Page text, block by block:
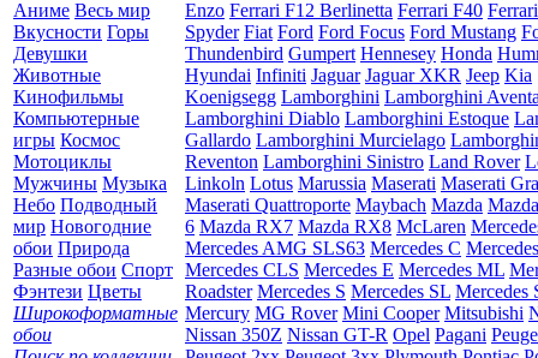
Аниме Весь мир
Вкусности Горы
Девушки
Животные
Кинофильмы
Компьютерные
игры Космос
Мотоциклы
Мужчины Музыка
Небо Подводный
мир Новогодние
обои Природа
Разные обои Спорт
Фэнтези Цветы
Широкоформатные
обои
Enzo Ferrari F12 Berlinetta Ferrari F40
Spyder Fiat Ford Ford Focus Ford Mustang
Thundenbird Gumpert Hennesey Honda
Hyundai Infiniti Jaguar Jaguar XKR Jeep Kia
Koenigsegg Lamborghini Lamborghini
Lamborghini Diablo Lamborghini Estoque
Gallardo Lamborghini Murcielago
Reventon Lamborghini Sinistro Land Rover
Linkoln Lotus Marussia Maserati Maserati
Maserati Quattroporte Maybach Mazda
6 Mazda RX7 Mazda RX8 McLaren
Mercedes AMG SLS63 Mercedes C
Mercedes CLS Mercedes E Mercedes ML
Roadster Mercedes S Mercedes SL Mercedes
Mercury MG Rover Mini Cooper Mitsubishi
Nissan 350Z Nissan GT-R Opel Pagani